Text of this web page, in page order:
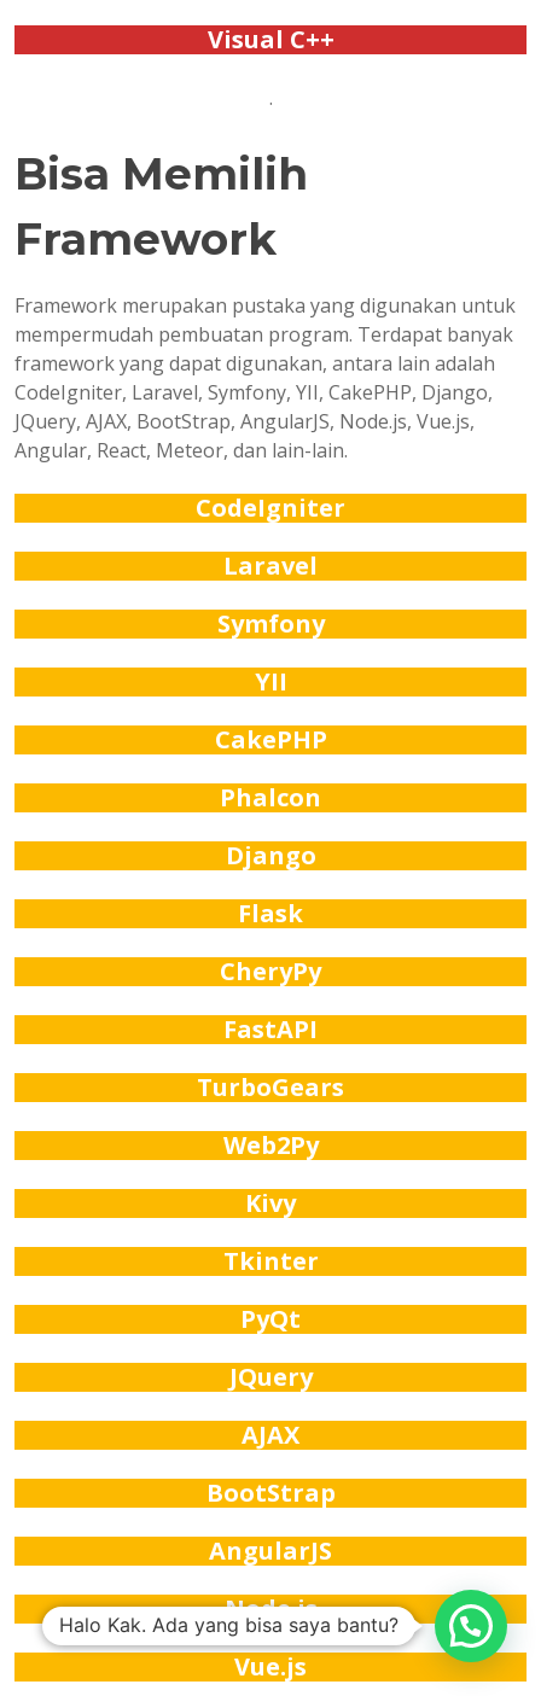
Visual C++
.
Bisa Memilih
Framework
Framework merupakan pustaka yang digunakan untuk
mempermudah pembuatan program. Terdapat banyak
framework yang dapat digunakan, antara lain adalah
CodeIgniter, Laravel, Symfony, YII, CakePHP, Django,
JQuery, AJAX, BootStrap, AngularJS, Node.js, Vue.js,
Angular, React, Meteor, dan lain-lain.
CodeIgniter
Laravel
Symfony
YII
CakePHP
Phalcon
Django
Flask
CheryPy
FastAPI
TurboGears
Web2Py
Kivy
Tkinter
PyQt
JQuery
AJAX
BootStrap
AngularJS
Node.js
Vue.js
Halo Kak. Ada yang bisa saya bantu?